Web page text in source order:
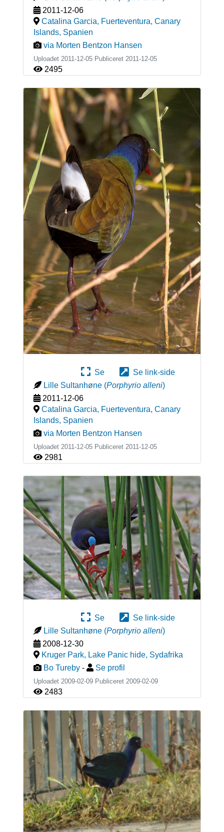
2011-12-06
Catalina Garcia, Fuerteventura, Canary
Islands, Spanien
via Morten Bentzon Hansen
Uploadet 2011-12-05 Publiceret 2011-12-05
2495
Se
Se link-side
Lille Sultanhøne (Porphyrio alleni)
2011-12-06
Catalina Garcia, Fuerteventura, Canary
Islands, Spanien
via Morten Bentzon Hansen
Uploadet 2011-12-05 Publiceret 2011-12-05
2981
Se
Se link-side
Lille Sultanhøne (Porphyrio alleni)
2008-12-30
Kruger Park, Lake Panic hide, Sydafrika
Bo Tureby - Se profil
Uploadet 2009-02-09 Publiceret 2009-02-09
2483